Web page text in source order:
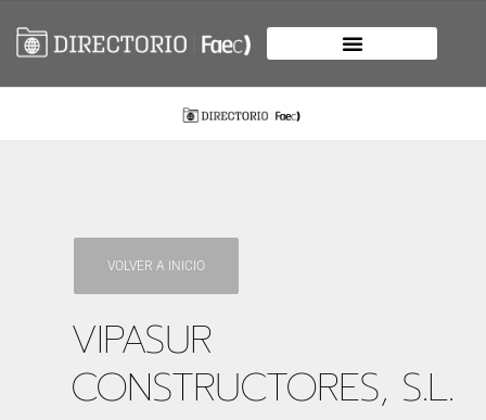
VOLVER A INICIO
VIPASUR
CONSTRUCTORES, S.L.